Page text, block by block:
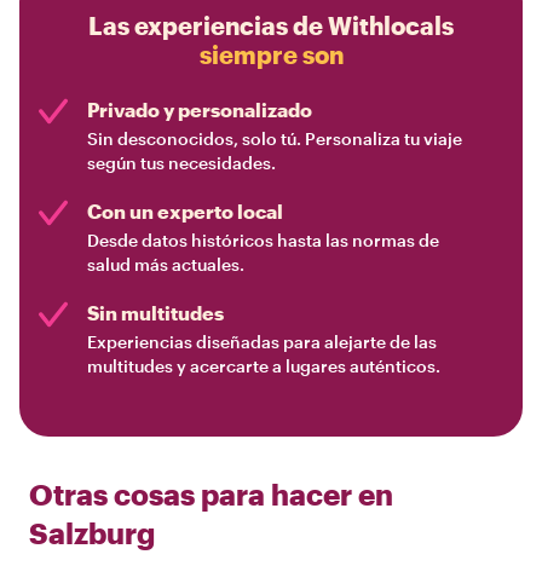
Las experiencias de Withlocals
siempre son
Privado y personalizado
Sin desconocidos, solo tú. Personaliza tu viaje
según tus necesidades.
Con un experto local
Desde datos históricos hasta las normas de
salud más actuales.
Sin multitudes
Experiencias diseñadas para alejarte de las
multitudes y acercarte a lugares auténticos.
Otras cosas para hacer en
Salzburg